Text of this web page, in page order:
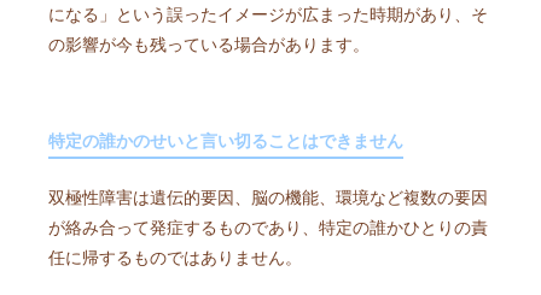
になる」という誤ったイメージが広まった時期があり、そ
の影響が今も残っている場合があります。
特定の誰かのせいと言い切ることはできません
双極性障害は遺伝的要因、脳の機能、環境など複数の要因
が絡み合って発症するものであり、特定の誰かひとりの責
任に帰するものではありません。